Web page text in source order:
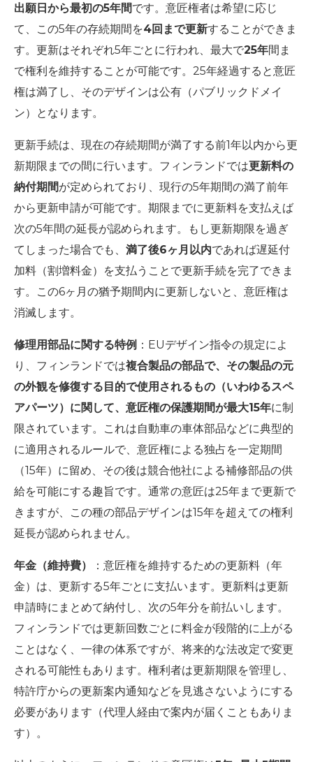
出願日から最初の5年間です。意匠権者は希望に応じ
て、この5年の存続期間を4回まで更新することができま
す。更新はそれぞれ5年ごとに行われ、最大で25年間ま
で権利を維持することが可能です。25年経過すると意匠
権は満了し、そのデザインは公有（パブリックドメイ
ン）となります。
更新手続は、現在の存続期間が満了する前1年以内から更
新期限までの間に行います。フィンランドでは更新料の
納付期間が定められており、現行の5年期間の満了前年
から更新申請が可能です。期限までに更新料を支払えば
次の5年間の延長が認められます。もし更新期限を過ぎ
てしまった場合でも、 満了後6ヶ月以内であれば遅延付
加料（割増料金）を支払うことで更新手続を完了できま
す。この6ヶ月の猶予期間内に更新しないと、意匠権は
消滅します。
修理用部品に関する特例 ：EUデザイン指令の規定によ
り、フィンランドでは複合製品の部品で、その製品の元
の外観を修復する目的で使用されるもの（いわゆるスペ
アパーツ）に関して、意匠権の保護期間が最大15年に制
限されています。これは自動車の車体部品などに典型的
に適用されるルールで、意匠権による独占を一定期間
（15年）に留め、その後は競合他社による補修部品の供
給を可能にする趣旨です。通常の意匠は25年まで更新で
きますが、この種の部品デザインは15年を超えての権利
延長が認められません。
年金（維持費）
：意匠権を維持するための更新料（年
金）は、更新する5年ごとに支払います。更新料は更新
申請時にまとめて納付し、次の5年分を前払いします。
フィンランドでは更新回数ごとに料金が段階的に上がる
ことはなく、一律の体系ですが、将来的な法改定で変更
される可能性もあります。権利者は更新期限を管理し、
特許庁からの更新案内通知などを見逃さないようにする
必要があります（代理人経由で案内が届くこともありま
す）。